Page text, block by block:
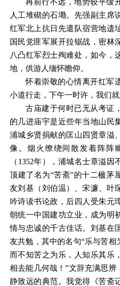
再前行不远，地势较平缓
人工堆砌的石墈。先强副主席
红军北上抗日先遣队宿营地遗
国民党匪军展开拉锯战，密林
八凸红军烈士殉难处，如今，
地，供游人缅怀瞻仰。
怀着崇敬的心情离开红军
小道行走，下午一时许，我们
古庙建于何时已无从考证
的几进庙宇是近些年当地山民
浦城乡贤捐献的匡山四贤章溢
像。烟火缭绕间散发着阵阵
（ 1352年），浦城名士章溢因
顶建了名为“苦斋”的十二楹茅
友刘基（刘伯温）、宋濂、叶
吟诗读书论政，后四人受朱元
朝统一中国建功立业，成为明
情与忠诚的千古佳话。刘基在
友共勉，其中的名句“乐与苦相
而不知苦之为乐，人知乐其乐
相去能几何哉！”文辞充满思
静致远的典范。我觉得《苦斋